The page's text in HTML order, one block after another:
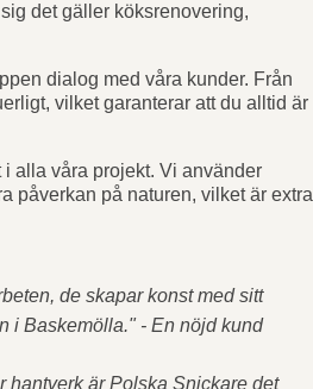
det gäller köksrenovering,
dialog med våra kunder. Från
vilket garanterar att du alltid är
alla våra projekt. Vi använder
påverkan på naturen, vilket är extra
de skapar konst med sitt
i Baskemölla." - En nöjd kund
hantverk är Polska Snickare det